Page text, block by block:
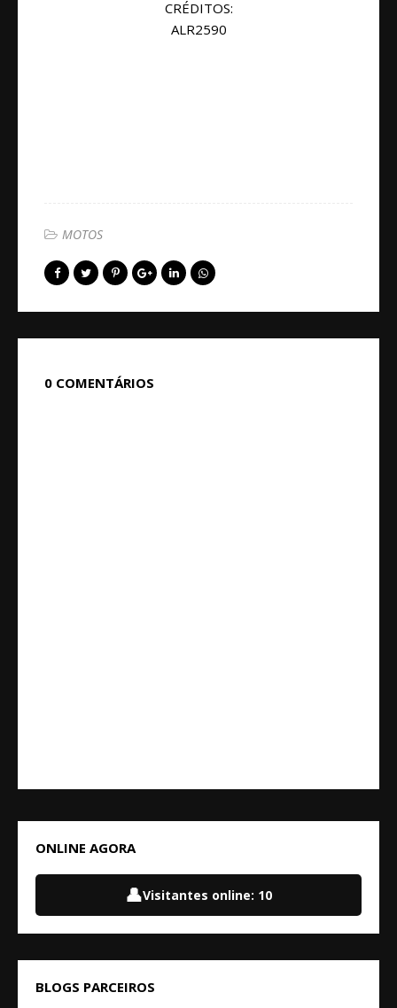
CRÉDITOS:
ALR2590
MOTOS
0 COMENTÁRIOS
ONLINE AGORA
👤Visitantes online: 10
BLOGS PARCEIROS